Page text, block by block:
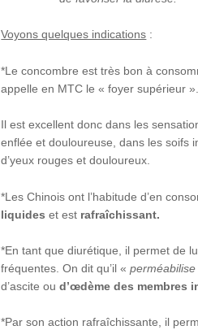
Voyons quelques indications :
*Le concombre est très bon à
appelle en MTC le « foyer supérieur ».
Il est excellent donc dans les
enflée et douloureuse, dans les soifs
d’yeux rouges et douloureux.
*Les Chinois ont l’habitude d’en
liquides et est rafraîchissant.
*En tant que diurétique, il permet de
fréquentes. On dit qu’il «
d’ascite oud’œdème des membres
*Par son action rafraîchissante, il